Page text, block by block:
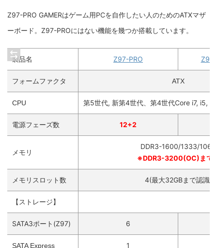
Z97-PRO GAMERはゲーム用PCを自作したい人のためのATXマザ
ーボード。Z97-PROにはない機能を幾つか搭載しています。
製品名 Z97-PRO Z97-
フォームファクタ ATX
CPU 第5世代, 新第4世代、第4世代Core i7, i5,
電源フェーズ数 12+2
メモリ
DDR3-1600/1333/1066
※DDR3-3200(OC)まで
メモリスロット数 4(最大32GBまで認識)
【ストレージ】
SATA3ポート(Z97) 6
SATA Express 1